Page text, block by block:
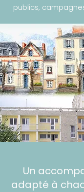
publics,
Un
adapté à